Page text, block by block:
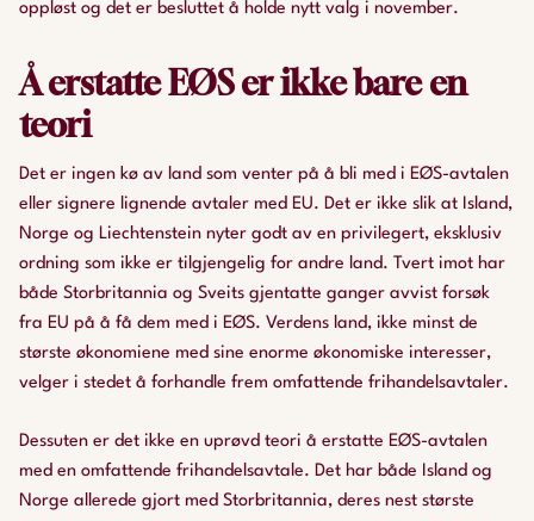
oppløst og det er besluttet å holde nytt valg i november.
Å erstatte EØS er ikke bare en
teori
Det er ingen kø av land som venter på å bli med i EØS-avtalen
eller signere lignende avtaler med EU. Det er ikke slik at Island,
Norge og Liechtenstein nyter godt av en privilegert, eksklusiv
ordning som ikke er tilgjengelig for andre land. Tvert imot har
både Storbritannia og Sveits gjentatte ganger avvist forsøk
fra EU på å få dem med i EØS. Verdens land, ikke minst de
største økonomiene med sine enorme økonomiske interesser,
velger i stedet å forhandle frem omfattende frihandelsavtaler.
Dessuten er det ikke en uprøvd teori å erstatte EØS-avtalen
med en omfattende frihandelsavtale. Det har både Island og
Norge allerede gjort med Storbritannia, deres nest største